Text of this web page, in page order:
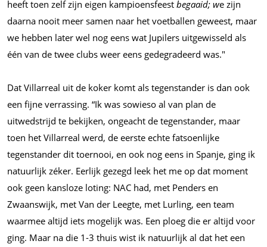
heeft toen zelf zijn eigen kampioensfeest begaaid; we zijn
daarna nooit meer samen naar het voetballen geweest, maar
we hebben later wel nog eens wat Jupilers uitgewisseld als
één van de twee clubs weer eens gedegradeerd was."
Dat Villarreal uit de koker komt als tegenstander is dan ook
een fijne verrassing. “Ik was sowieso al van plan de
uitwedstrijd te bekijken, ongeacht de tegenstander, maar
toen het Villarreal werd, de eerste echte fatsoenlijke
tegenstander dit toernooi, en ook nog eens in Spanje, ging ik
natuurlijk zéker. Eerlijk gezegd leek het me op dat moment
ook geen kansloze loting: NAC had, met Penders en
Zwaanswijk, met Van der Leegte, met Lurling, een team
waarmee altijd iets mogelijk was. Een ploeg die er altijd voor
ging. Maar na die 1-3 thuis wist ik natuurlijk al dat het een